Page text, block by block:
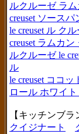
ルクルーゼ ラ
creuset ソースパ
le creuset ル ク
creuset ラムカン
ルクルーゼ le
ル
le creuset ココ
ロール ホワイ
【キッチンブ
クイジナート